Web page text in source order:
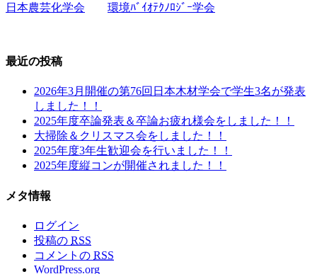
日本農芸化学会 環境ﾊﾞｲｵﾃｸﾉﾛｼﾞｰ学会
最近の投稿
2026年3月開催の第76回日本木材学会で学生3名が発表
しました！！
2025年度卒論発表＆卒論お疲れ様会をしました！！
大掃除＆クリスマス会をしました！！
2025年度3年生歓迎会を行いました！！
2025年度縦コンが開催されました！！
メタ情報
ログイン
投稿の RSS
コメントの RSS
WordPress.org